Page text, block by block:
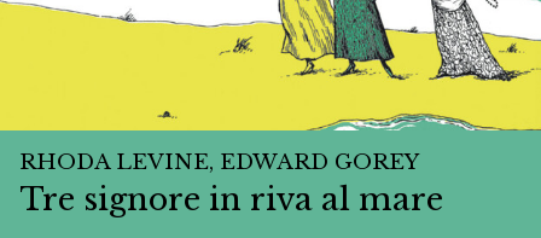
RHODA LEVINE, EDWARD GOREY
Tre signore in riva al mare